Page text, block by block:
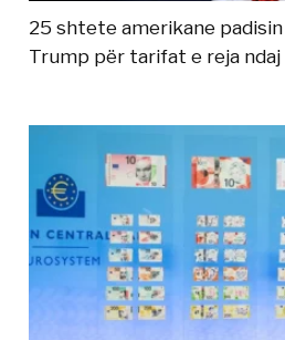
25 shtete amerikane
Trump për tarifat e reja